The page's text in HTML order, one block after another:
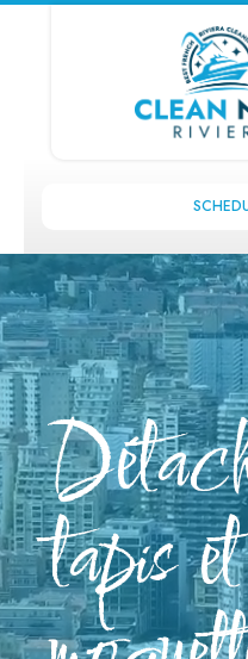
tapis et